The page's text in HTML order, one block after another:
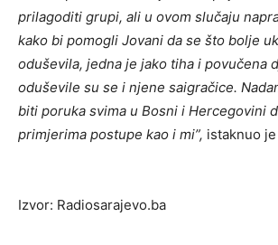
prilagoditi grupi, ali u ovom slučaju
kako bi pomogli Jovani da se što bolje
oduševila, jedna je jako tiha i povučena
oduševile su se i njene saigračice.
biti poruka svima u Bosni i Hercegovini
primjerima postupe kao i mi”, istaknuo
Izvor: Radiosarajevo.ba